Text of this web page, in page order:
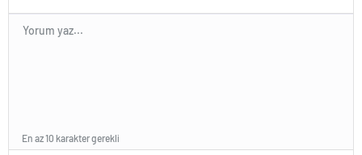
En az 10 karakter gerekli